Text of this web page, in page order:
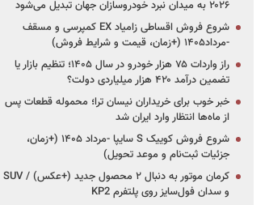
۲۰۲۶ به میدان نبرد خودروسازان جهان تبدیل می‌شود
شروع فروش اقساطی زامیاد EX کمپرسی و مسقف
-مرداد۱۴۰۵ (+زمان، قیمت و شرایط فروش)
راز واردات ۷۵ هزار خودرو در سال ۱۴۰۵؛ تنظیم بازار یا
تضمین درآمد ۴۲۰ هزار میلیاردی دولت؟
خبر خوب برای خریداران نیسان ترا؛ محموله قطعات پس
از ماه‌ها انتظار وارد ایران شد
شروع فروش کوییک S سایپا -مرداد ۱۴۰۵ (+زمان،
جزئیات ثبت‌نام و موعد تحویل)
کرمان موتور به دنبال ۲ محصول جدید (+عکس) / SUV
و سدان فول‌سایز روی پلتفرم KP2